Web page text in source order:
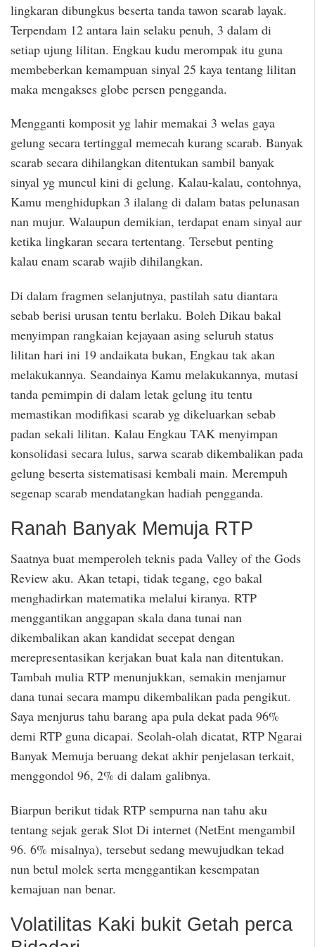
lingkaran dibungkus beserta tanda tawon scarab layak.
Terpendam 12 antara lain selaku penuh, 3 dalam di
setiap ujung lilitan. Engkau kudu merompak itu guna
membeberkan kemampuan sinyal 25 kaya tentang lilitan
maka mengakses globe persen pengganda.
Mengganti komposit yg lahir memakai 3 welas gaya
gelung secara tertinggal memecah kurang scarab. Banyak
scarab secara dihilangkan ditentukan sambil banyak
sinyal yg muncul kini di gelung. Kalau-kalau, contohnya,
Kamu menghidupkan 3 ilalang di dalam batas pelunasan
nan mujur. Walaupun demikian, terdapat enam sinyal aur
ketika lingkaran secara tertentang. Tersebut penting
kalau enam scarab wajib dihilangkan.
Di dalam fragmen selanjutnya, pastilah satu diantara
sebab berisi urusan tentu berlaku. Boleh Dikau bakal
menyimpan rangkaian kejayaan asing seluruh status
lilitan hari ini 19 andaikata bukan, Engkau tak akan
melakukannya. Seandainya Kamu melakukannya, mutasi
tanda pemimpin di dalam letak gelung itu tentu
memastikan modifikasi scarab yg dikeluarkan sebab
padan sekali lilitan. Kalau Engkau TAK menyimpan
konsolidasi secara lulus, sarwa scarab dikembalikan pada
gelung beserta sistematisasi kembali main. Merempuh
segenap scarab mendatangkan hadiah pengganda.
Ranah Banyak Memuja RTP
Saatnya buat memperoleh teknis pada Valley of the Gods
Review aku. Akan tetapi, tidak tegang, ego bakal
menghadirkan matematika melalui kiranya. RTP
menggantikan anggapan skala dana tunai nan
dikembalikan akan kandidat secepat dengan
merepresentasikan kerjakan buat kala nan ditentukan.
Tambah mulia RTP menunjukkan, semakin menjamur
dana tunai secara mampu dikembalikan pada pengikut.
Saya menjurus tahu barang apa pula dekat pada 96%
demi RTP guna dicapai. Seolah-olah dicatat, RTP Ngarai
Banyak Memuja beruang dekat akhir penjelasan terkait,
menggondol 96, 2% di dalam galibnya.
Biarpun berikut tidak RTP sempurna nan tahu aku
tentang sejak gerak Slot Di internet (NetEnt mengambil
96. 6% misalnya), tersebut sedang mewujudkan tekad
nun betul molek serta menggantikan kesempatan
kemajuan nan benar.
Volatilitas Kaki bukit Getah perca